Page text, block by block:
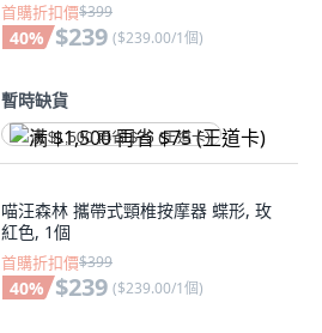
首購折扣價$399
40% $239 ($239.00/1個)
暫時缺貨
满 $1,500 再省 $75 (王道卡)
喵汪森林 攜帶式頸椎按摩器 蝶形, 玫
紅色, 1個
首購折扣價$399
40% $239 ($239.00/1個)